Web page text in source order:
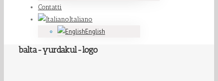
Contatti
Italiano
English
balta-yurdakul-logo